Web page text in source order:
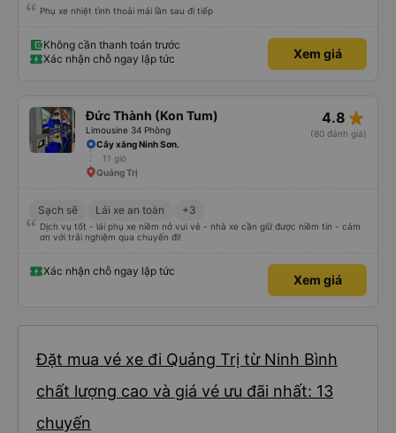
Phụ xe nhiệt tình thoải mái lần sau đi tiếp
Không cần thanh toán trước
Xác nhận chỗ ngay lập tức
Xem giá
Đức Thành (Kon Tum)
Limousine 34 Phòng
4.8 star_rate
(80 đánh giá)
Cây xăng Ninh Sơn.
11 giờ
Quảng Trị
Sạch sẽ Lái xe an toàn +3
Dịch vụ tốt - lái phụ xe niềm nở vui vẻ - nhà xe cần giữ được niềm tin - cảm
ơn với trải nghiệm qua chuyến đi!
Xác nhận chỗ ngay lập tức
Xem giá
Đặt mua vé xe đi Quảng Trị từ Ninh Bình
chất lượng cao và giá vé ưu đãi nhất: 13
chuyến